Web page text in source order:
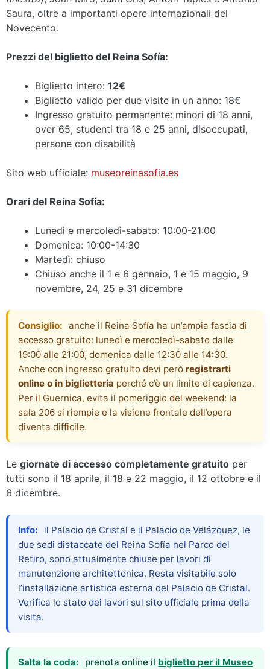
Saura, oltre a importanti opere internazionali del
Novecento.
Prezzi del biglietto del Reina Sofía:
Biglietto intero: 12€
Biglietto valido per due visite in un anno: 18€
Ingresso gratuito permanente: minori di 18 anni,
over 65, studenti tra 18 e 25 anni, disoccupati,
persone con disabilità
Sito web ufficiale: museoreinasofia.es
Orari del Reina Sofía:
Lunedì e mercoledì-sabato: 10:00-21:00
Domenica: 10:00-14:30
Martedì: chiuso
Chiuso anche il 1 e 6 gennaio, 1 e 15 maggio, 9
novembre, 24, 25 e 31 dicembre
Consiglio: anche il Reina Sofía ha un’ampia fascia di
accesso gratuito: lunedì e mercoledì-sabato dalle
19:00 alle 21:00, domenica dalle 12:30 alle 14:30.
Anche con ingresso gratuito devi però registrarti
online o in biglietteria perché c’è un limite di capienza.
Per il Guernica, evita il pomeriggio del weekend: la
sala 206 si riempie e la visione frontale dell’opera
diventa difficile.
Le giornate di accesso completamente gratuito per
tutti sono il 18 aprile, il 18 e 22 maggio, il 12 ottobre e il
6 dicembre.
Info:
il Palacio de Cristal e il Palacio de Velázquez, le
due sedi distaccate del Reina Sofía nel Parco del
Retiro, sono attualmente chiuse per lavori di
manutenzione architettonica. Resta visitabile solo
l’installazione artistica esterna del Palacio de Cristal.
Verifica lo stato dei lavori sul sito ufficiale prima della
visita.
Salta la coda: prenota online il biglietto per il Museo